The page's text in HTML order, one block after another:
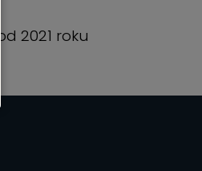
2021 roku